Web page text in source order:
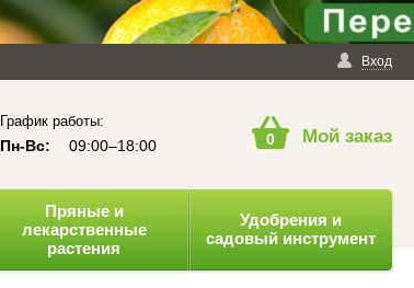
Вход
График работы:
Пн-Вс: 09:00–18:00 0 Мой заказ
Пряные и
лекарственные
растения
Удобрения и
садовый инструмент